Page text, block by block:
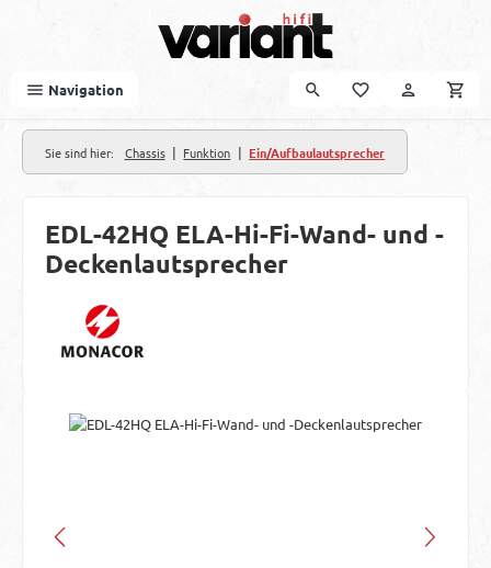
Navigation
Sie sind hier: Chassis | Funktion | Ein/Aufbaulautsprecher
EDL-42HQ ELA-Hi-Fi-Wand- und -
Deckenlautsprecher
Bildergalerie überspringen